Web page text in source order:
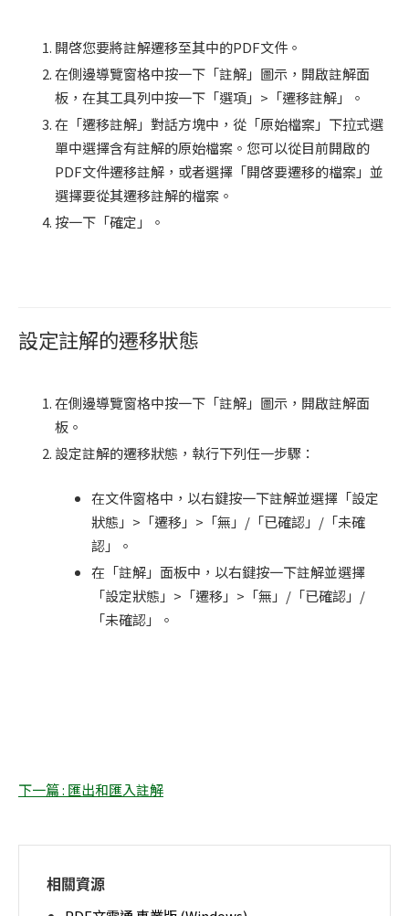
開啓您要將註解遷移至其中的PDF文件。
在側邊導覽窗格中按一下「註解」圖示，開啟註解面
板，在其工具列中按一下「選項」>「遷移註解」。
在「遷移註解」對話方塊中，從「原始檔案」下拉式選
單中選擇含有註解的原始檔案。您可以從目前開啟的
PDF文件遷移註解，或者選擇「開啓要遷移的檔案」並
選擇要從其遷移註解的檔案。
按一下「確定」。
設定註解的遷移狀態
在側邊導覽窗格中按一下「註解」圖示，開啟註解面
板。
設定註解的遷移狀態，執行下列任一步驟：
在文件窗格中，以右鍵按一下註解並選擇「設定
狀態」>「遷移」>「無」/「已確認」/「未確
認」。
在「註解」面板中，以右鍵按一下註解並選擇
「設定狀態」>「遷移」>「無」/「已確認」/
「未確認」。
下一篇 : 匯出和匯入註解
相關資源